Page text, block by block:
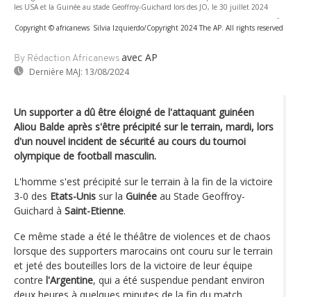
les USA et la Guinée au stade Geoffroy-Guichard lors des JO, le 30 juillet 2024
-
Copyright © africanews Silvia Izquierdo/Copyright 2024 The AP. All rights reserved
By Rédaction Africanews avec AP
Dernière MAJ: 13/08/2024
Un supporter a dû être éloigné de l'attaquant guinéen
Aliou Balde après s'être précipité sur le terrain, mardi, lors
d'un nouvel incident de sécurité au cours du tournoi
olympique de football masculin.
L'homme s'est précipité sur le terrain à la fin de la victoire
3-0 des Etats-Unis sur la Guinée au Stade Geoffroy-
Guichard à Saint-Etienne.
Ce même stade a été le théâtre de violences et de chaos
lorsque des supporters marocains ont couru sur le terrain
et jeté des bouteilles lors de la victoire de leur équipe
contre l'Argentine, qui a été suspendue pendant environ